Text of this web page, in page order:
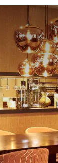
Valk Hotel
perfecte
van de
tot rust. De
kunt u in de
goede
en diner.